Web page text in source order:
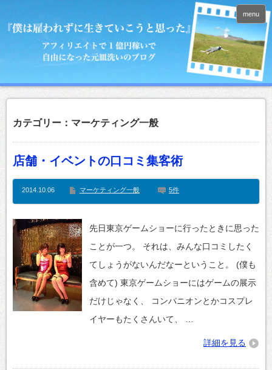
menu
カテゴリー：マーケティング一般
店舗・イベントの口コミ集客術
2014.10.06 マーケティング一般 5件
先日東京ゲームショーに行ったときに思った
ことが一つ。 それは、みんな口コミしたく
てしょうがないんだなーということ。 (僕も
含めて) 東京ゲームショーにはゲームの展示
だけじゃなく、 コンパニオンとかコスプレ
イヤーもたくさんいて、 …
詳細を見る